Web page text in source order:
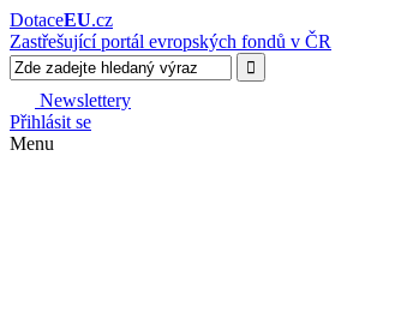
DotaceEU.cz
Zastřešující portál evropských fondů v ČR
Newslettery
Přihlásit se
Menu